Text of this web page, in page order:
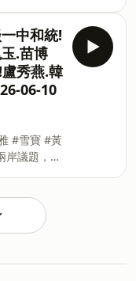
待等傳
吳嘉隆觀
親美派能夠
的訪美行
國民黨參
任。 ※本
應獨立判
表示，預
該要討論蔣
萬安能拿
總統的門
愷建議，
該要去拆
凡核能議
裝乖走中
過去的激
SoundOn
中和統!
.苗博
秀燕.韓
06-10
#雪寶 #黃
玉表示，
鄭麗文是